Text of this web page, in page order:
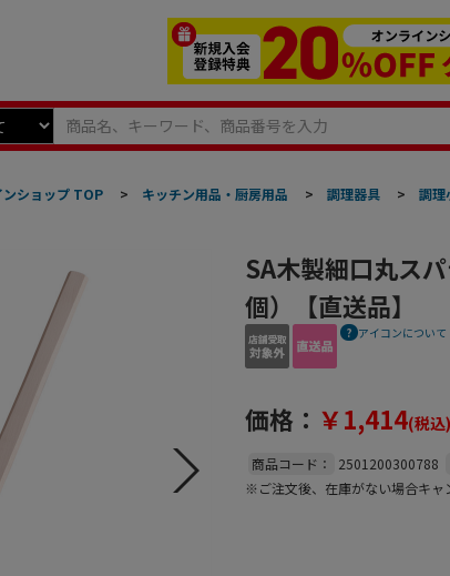
ンショップ TOP > キッチン用品・厨房用品 > 調理器具 > 調理
SA木製細口丸ス
個）【直送品】
アイコンについて
価格： ￥1,414(税込)
商品コード： 2501200300788
※ご注文後、在庫がない場合キャ